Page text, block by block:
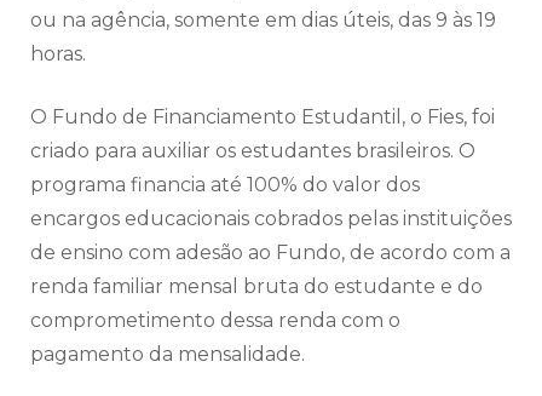
ou na agência, somente em dias úteis, das 9 às 19
horas.
O Fundo de Financiamento Estudantil, o Fies, foi
criado para auxiliar os estudantes brasileiros. O
programa financia até 100% do valor dos
encargos educacionais cobrados pelas instituições
de ensino com adesão ao Fundo, de acordo com a
renda familiar mensal bruta do estudante e do
comprometimento dessa renda com o
pagamento da mensalidade.